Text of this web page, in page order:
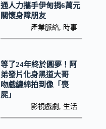
通人力攜手伊甸捐6萬元
關懷身障朋友
產業脈絡 時事
等了24年終於圓夢！阿
弟發片化身黑道大哥
吻戲纏綿拍到像「喪
屍」
影視戲劇 生活